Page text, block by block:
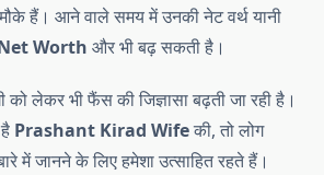
हैं। आने वाले समय में उनकी नेट वर्थ यानी
Worth और भी बढ़ सकती है।
को लेकर भी फैंस की जिज्ञासा बढ़ती जा रही है।
Prashant Kirad Wifeकी, तो लोग
में जानने के लिए हमेशा उत्साहित रहते हैं।